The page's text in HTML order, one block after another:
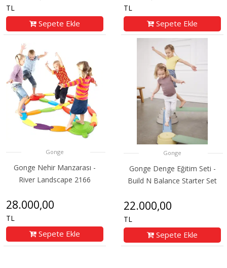
TL
Sepete Ekle
TL
Sepete Ekle
Gonge
Gonge Nehir Manzarası -
River Landscape 2166
28.000,00
TL
Sepete Ekle
Gonge
Gonge Denge Eğitim Seti -
Build N Balance Starter Set
22.000,00
TL
Sepete Ekle